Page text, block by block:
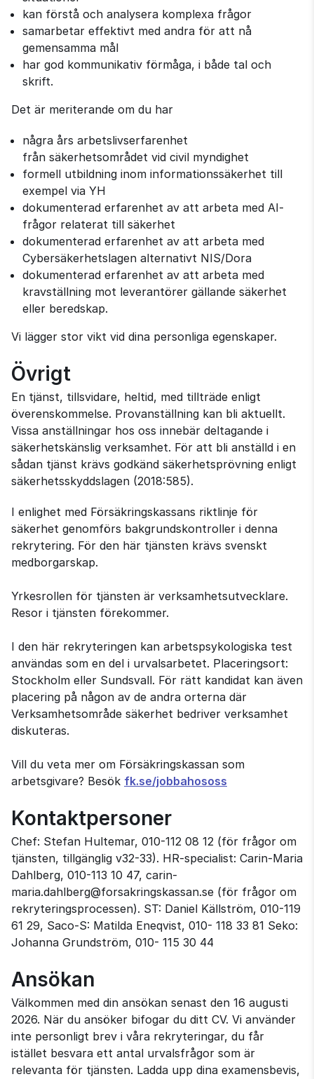
kan förstå och analysera komplexa frågor
samarbetar effektivt med andra för att nå
gemensamma mål
har god kommunikativ förmåga, i både tal och
skrift.
Det är meriterande om du har
några års arbetslivserfarenhet
från säkerhetsområdet vid civil myndighet
formell utbildning inom informationssäkerhet till
exempel via YH
dokumenterad erfarenhet av att arbeta med AI-
frågor relaterat till säkerhet
dokumenterad erfarenhet av att arbeta med
Cybersäkerhetslagen alternativt NIS/Dora
dokumenterad erfarenhet av att arbeta med
kravställning mot leverantörer gällande säkerhet
eller beredskap.
Vi lägger stor vikt vid dina personliga egenskaper.
Övrigt
En tjänst, tillsvidare, heltid, med tillträde enligt
överenskommelse. Provanställning kan bli aktuellt.
Vissa anställningar hos oss innebär deltagande i
säkerhetskänslig verksamhet. För att bli anställd i en
sådan tjänst krävs godkänd säkerhetsprövning enligt
säkerhetsskyddslagen (2018:585).
I enlighet med Försäkringskassans riktlinje för
säkerhet genomförs bakgrundskontroller i denna
rekrytering. För den här tjänsten krävs svenskt
medborgarskap.
Yrkesrollen för tjänsten är verksamhetsutvecklare.
Resor i tjänsten förekommer.
I den här rekryteringen kan arbetspsykologiska test
användas som en del i urvalsarbetet. Placeringsort:
Stockholm eller Sundsvall. För rätt kandidat kan även
placering på någon av de andra orterna där
Verksamhetsområde säkerhet bedriver verksamhet
diskuteras.
Vill du veta mer om Försäkringskassan som
arbetsgivare? Besök fk.se/jobbahososs
Kontaktpersoner
Chef: Stefan Hultemar, 010-112 08 12 (för frågor om
tjänsten, tillgänglig v32-33). HR-specialist: Carin-Maria
Dahlberg, 010-113 10 47, carin-
maria.dahlberg@forsakringskassan.se (för frågor om
rekryteringsprocessen). ST: Daniel Källström, 010-119
61 29, Saco-S: Matilda Eneqvist, 010- 118 33 81 Seko:
Johanna Grundström, 010- 115 30 44
Ansökan
Välkommen med din ansökan senast den 16 augusti
2026. När du ansöker bifogar du ditt CV. Vi använder
inte personligt brev i våra rekryteringar, du får
istället besvara ett antal urvalsfrågor som är
relevanta för tjänsten. Ladda upp dina examensbevis,